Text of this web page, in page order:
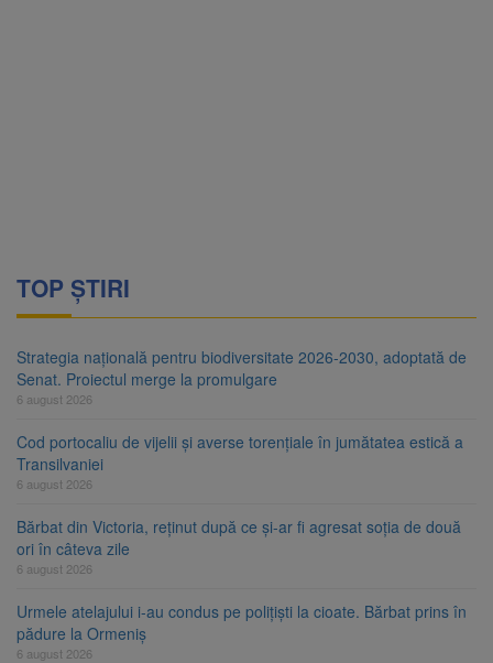
TOP ȘTIRI
Strategia națională pentru biodiversitate 2026-2030, adoptată de
Senat. Proiectul merge la promulgare
6 august 2026
Cod portocaliu de vijelii și averse torențiale în jumătatea estică a
Transilvaniei
6 august 2026
Bărbat din Victoria, reținut după ce și-ar fi agresat soția de două
ori în câteva zile
6 august 2026
Urmele atelajului i-au condus pe polițiști la cioate. Bărbat prins în
pădure la Ormeniș
6 august 2026